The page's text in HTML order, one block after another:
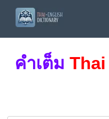
คำเต็ม Thai